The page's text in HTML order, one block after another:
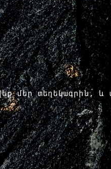
մեր տեղեկագրին,